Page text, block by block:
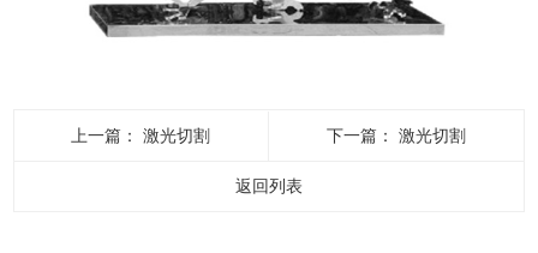
上一篇：激光切割 下一篇：激光切割
返回列表